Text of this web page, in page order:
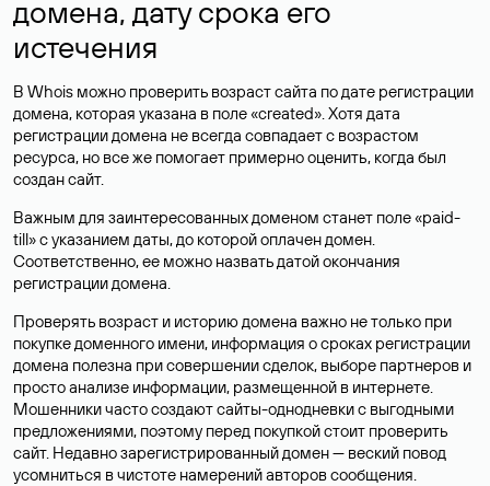
домена, дату срока его
истечения
В Whois можно проверить возраст сайта по дате регистрации
домена, которая указана в поле «created». Хотя дата
регистрации домена не всегда совпадает с возрастом
ресурса, но все же помогает примерно оценить, когда был
создан сайт.
Важным для заинтересованных доменом станет поле «paid-
till» с указанием даты, до которой оплачен домен.
Соответственно, ее можно назвать датой окончания
регистрации домена.
Проверять возраст и историю домена важно не только при
покупке доменного имени, информация о сроках регистрации
домена полезна при совершении сделок, выборе партнеров и
просто анализе информации, размещенной в интернете.
Мошенники часто создают сайты-однодневки с выгодными
предложениями, поэтому перед покупкой стоит проверить
сайт. Недавно зарегистрированный домен — веский повод
усомниться в чистоте намерений авторов сообщения.